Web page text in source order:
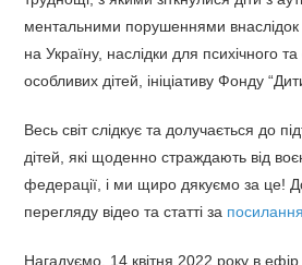
ментальними порушеннями внаслідок
на Україну, наслідки для психічного
особливих дітей, ініціативу Фонду
Весь світ слідкує та долучається до
дітей, які щоденно страждають від
федерації, і ми щиро дякуємо за це!
перегляду відео та статті за
Нагадуємо, 14 квітня 2022 року в